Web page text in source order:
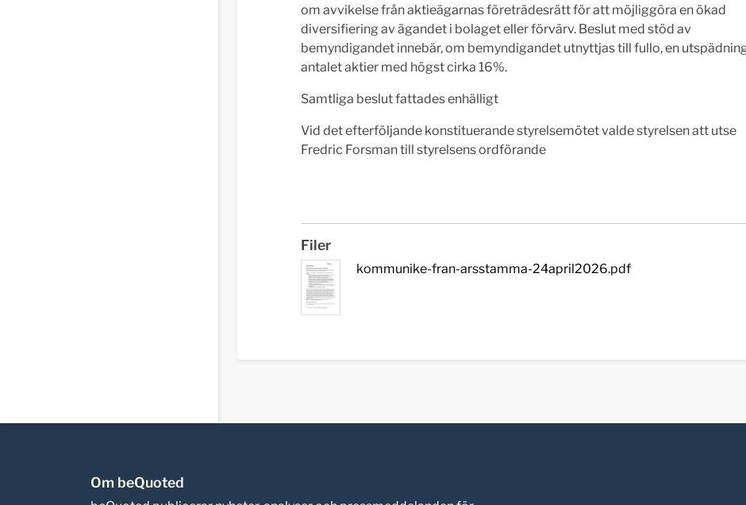
om avvikelse från aktieägarnas företrädesrätt för att möjliggöra en ökad
diversifiering av ägandet i bolaget eller förvärv. Beslut med stöd av
bemyndigandet innebär, om bemyndigandet utnyttjas till fullo, en
antalet aktier med högst cirka 16%.
Samtliga beslut fattades enhälligt
Vid det efterföljande konstituerande styrelsemötet valde styrelsen att utse
Fredric Forsman till styrelsens ordförande
Filer
kommunike-fran-arsstamma-24april2026.pdf
Om beQuoted